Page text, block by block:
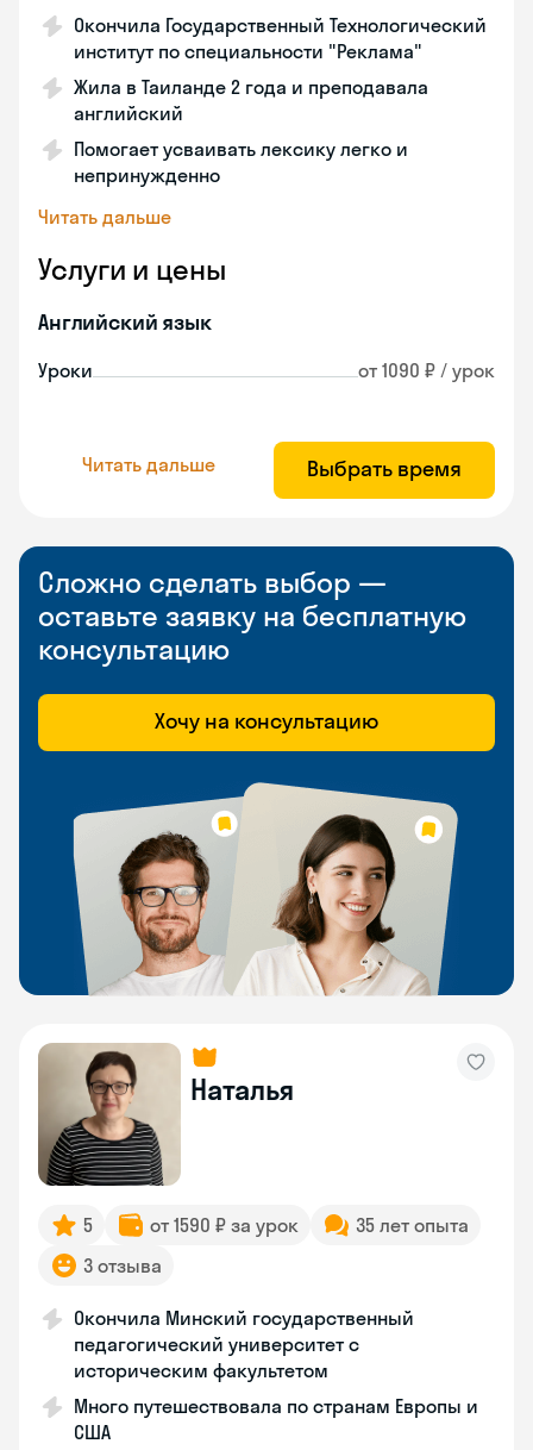
Окончила Государственный Технологический
институт по специальности "Реклама"
Жила в Таиланде 2 года и преподавала
английский
Помогает усваивать лексику легко и
непринужденно
Читать дальше
Услуги и цены
Английский язык
Уроки от 1090 ₽ / урок
Читать дальше Выбрать время
Сложно сделать выбор —
оставьте заявку на бесплатную
консультацию
Хочу на консультацию
Наталья
5 от 1590 ₽ за урок
35 лет опыта
3 отзыва
Окончила Минский государственный
педагогический университет с
историческим факультетом
Много путешествовала по странам Европы и
США